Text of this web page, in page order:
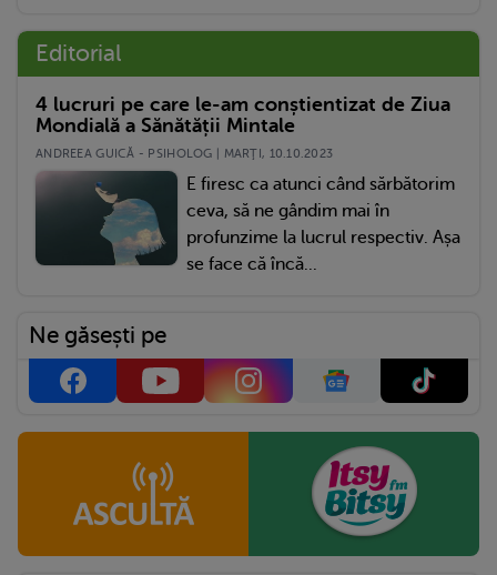
Editorial
4 lucruri pe care le-am conștientizat de Ziua
Mondială a Sănătății Mintale
ANDREEA GUICĂ - PSIHOLOG | MARŢI, 10.10.2023
E firesc ca atunci când sărbătorim
ceva, să ne gândim mai în
profunzime la lucrul respectiv. Așa
se face că încă...
Ne găsești pe